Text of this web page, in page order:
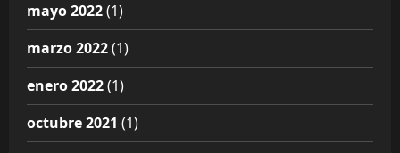
mayo 2022(1)
marzo 2022(1)
enero 2022(1)
octubre 2021 (1)